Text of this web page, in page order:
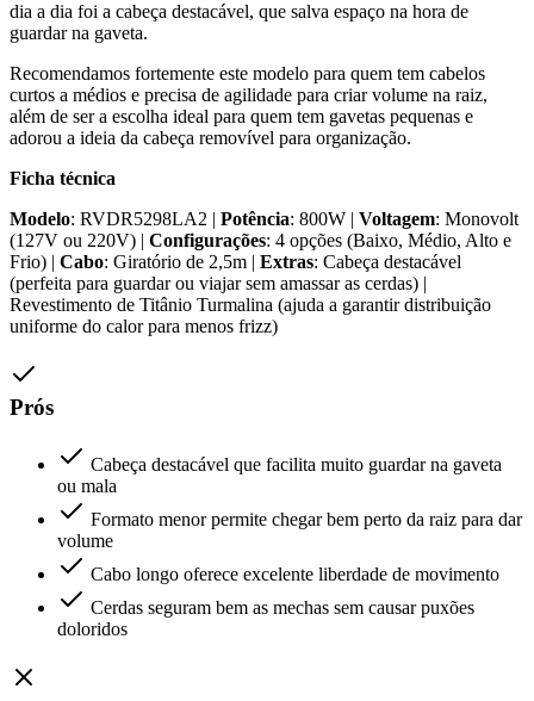
dia a dia foi a cabeça destacável, que salva espaço na hora de
guardar na gaveta.
Recomendamos fortemente este modelo para quem tem cabelos
curtos a médios e precisa de agilidade para criar volume na raiz,
além de ser a escolha ideal para quem tem gavetas pequenas e
adorou a ideia da cabeça removível para organização.
Ficha técnica
Modelo: RVDR5298LA2 | Potência: 800W | Voltagem: Monovolt
(127V ou 220V) | Configurações: 4 opções (Baixo, Médio, Alto e
Frio) | Cabo: Giratório de 2,5m | Extras: Cabeça destacável
(perfeita para guardar ou viajar sem amassar as cerdas) |
Revestimento de Titânio Turmalina (ajuda a garantir distribuição
uniforme do calor para menos frizz)
Prós
Cabeça destacável que facilita muito guardar na gaveta
ou mala
Formato menor permite chegar bem perto da raiz para dar
volume
Cabo longo oferece excelente liberdade de movimento
Cerdas seguram bem as mechas sem causar puxões
doloridos